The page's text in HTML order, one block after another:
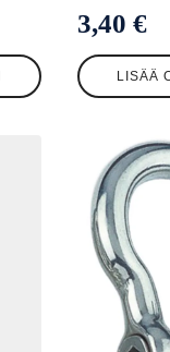
3,40€
LISÄÄ